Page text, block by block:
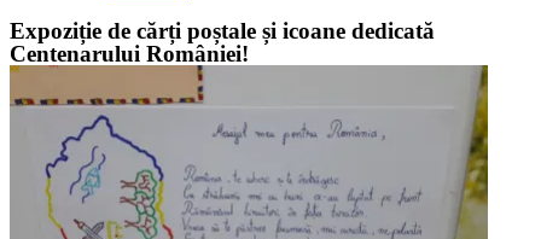
Expoziție de cărți poștale și icoane dedicată
Centenarului României!